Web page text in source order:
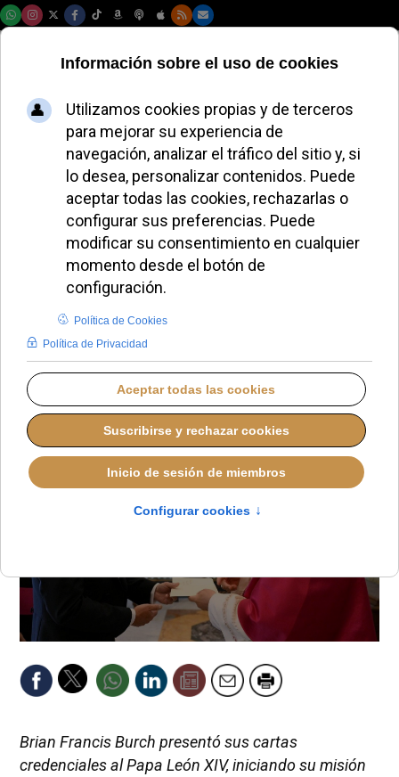
Brian Francis Burch
asume el cargo de
embajador de EE.
UU. ante la Santa
Sede
SÁBADO, 13 SEPTIEMBRE 2025 12:30
Brian Francis Burch presentó sus cartas
credenciales al Papa León XIV, iniciando su misión